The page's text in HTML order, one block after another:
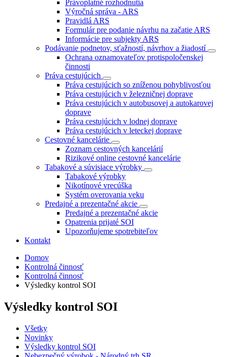
Právoplatné rozhodnutia
Výročná správa - ARS
Pravidlá ARS
Formulár pre podanie návrhu na začatie ARS
Informácie pre subjekty ARS
Podávanie podnetov, sťažností, návrhov a žiadostí
Ochrana oznamovateľov protispoločenskej
činnosti
Práva cestujúcich
Práva cestujúcich so zníženou pohyblivosťou
Práva cestujúcich v železničnej doprave
Práva cestujúcich v autobusovej a autokarovej
doprave
Práva cestujúcich v lodnej doprave
Práva cestujúcich v leteckej doprave
Cestovné kancelárie
Zoznam cestovných kancelárií
Rizikové online cestovné kancelárie
Tabakové a súvisiace výrobky
Tabakové výrobky
Nikotínové vrecúška
Systém overovania veku
Predajné a prezentačné akcie
Predajné a prezentačné akcie
Opatrenia prijaté SOI
Upozorňujeme spotrebiteľov
Kontakt
Domov
Kontrolná činnosť
Kontrolná činnosť
Výsledky kontrol SOI
Výsledky kontrol SOI
Všetky
Novinky
Výsledky kontrol SOI